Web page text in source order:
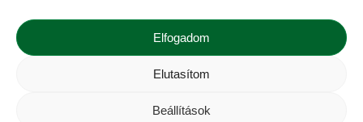
Elfogadom
Elutasítom
Beállítások
Kapcsolat |